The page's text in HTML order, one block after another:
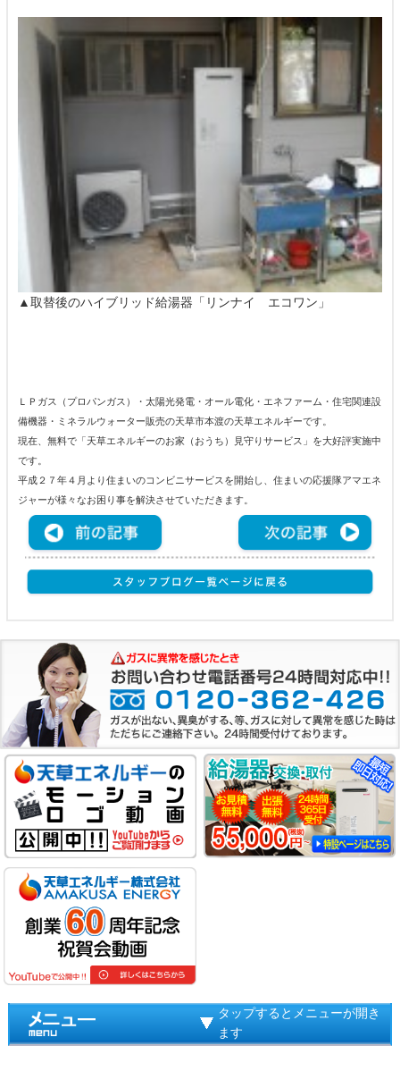
▲取替後のハイブリッド給湯器「リンナイ エコワン」
ＬＰガス（プロパンガス）・太陽光発電・オール電化・エネファーム・住宅関連設
備機器・ミネラルウォーター販売の天草市本渡の天草エネルギーです。
現在、無料で「天草エネルギーのお家（おうち）見守りサービス」を大好評実施中
です。
平成２７年４月より住まいのコンビニサービスを開始し、住まいの応援隊アマエネ
ジャーが様々なお困り事を解決させていただきます。
タップするとメニューが開き
ます